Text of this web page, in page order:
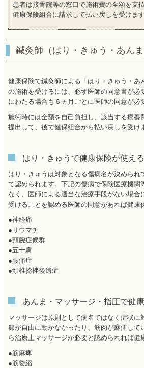
患者は接骨院等の窓口で施術費の全額を支
健康保険組合に請求して払い戻しを受けます
鍼灸師（はり・きゅう・あん
健康保険で鍼灸師による「はり・きゅう・あ
の施術を受けるには、必ず医師の同意書が必
にわたる場合も６ヵ月ごとに医師の同意が必
施術時には全額を自己負担し、該当する療養
提出して、後で健保組合から払い戻しを受け
はり・きゅうで健康保険が使え
はり・きゅうは対象となる傷病名が決められ
て認められます。下記の傷病で保険医療機関
なく、医師による適当な治療手段がない場合
受けることを認める医師の同意があれば健康
●神経痛
●リウマチ
●頸腕症候群
●五十肩
●腰痛症
●頸椎捻挫後遺症
あんま・マッサージ・指圧で健
マッサージは原則として病名ではなく症状に
節が自由に動かなかったり、筋肉が麻痺して
ら治療上マッサージが必要と認められれば健
●筋麻痺
●筋委縮